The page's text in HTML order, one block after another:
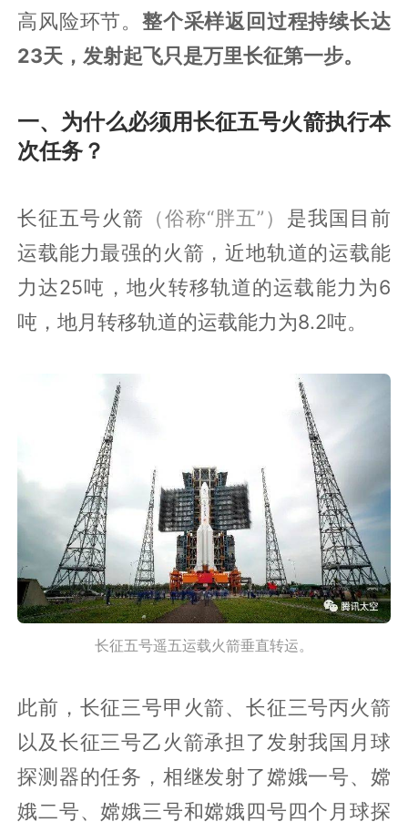
高风险环节。 整个采样返回过程持续长达
23天，发射起飞只是万里长征第一步。
一、为什么必须用长征五号火箭执行本
次任务？
长征五号火箭 （俗称“胖五”） 是我国目前
运载能力最强的火箭，近地轨道的运载能
力达25吨，地火转移轨道的运载能力为6
吨，地月转移轨道的运载能力为8.2吨。
长征五号遥五运载火箭垂直转运。
此前，长征三号甲火箭、长征三号丙火箭
以及长征三号乙火箭承担了发射我国月球
探测器的任务，相继发射了嫦娥一号、嫦
娥二号、嫦娥三号和嫦娥四号四个月球探